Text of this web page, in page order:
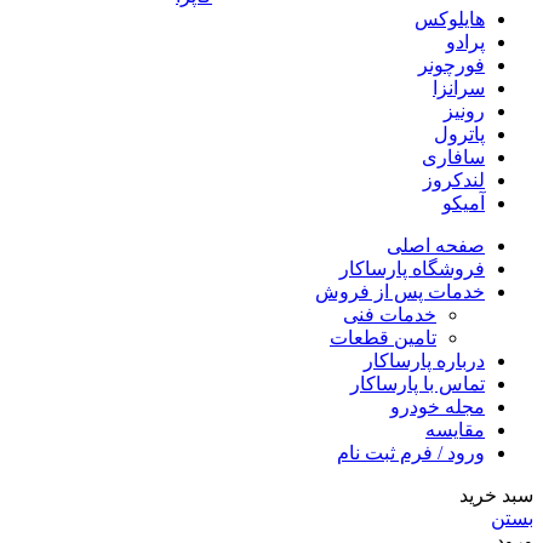
هایلوکس
پرادو
فورچونر
سرانزا
رونیز
پاترول
سافاری
لندکروز
آمیکو
صفحه اصلی
فروشگاه پارساکار
خدمات پس از فروش
خدمات فنی
تامین قطعات
درباره پارساکار
تماس با پارساکار
مجله خودرو
مقایسه
ورود / فرم ثبت نام
سبد خرید
بستن